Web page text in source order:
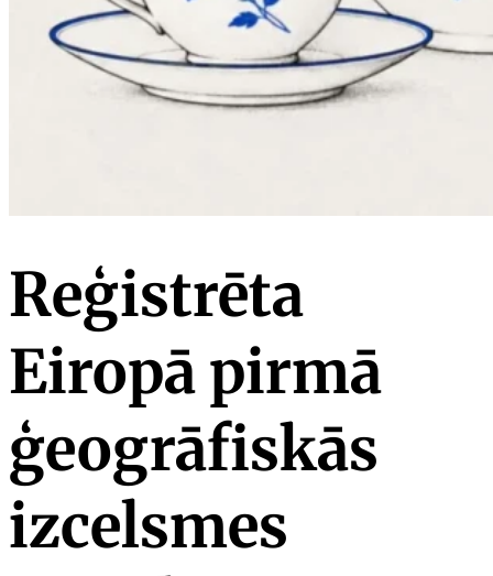
Reģistrēta
Eiropā pirmā
ģeogrāfiskās
izcelsmes